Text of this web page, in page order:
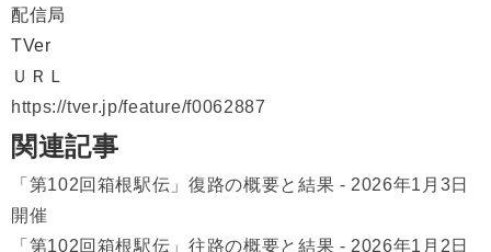
配信局
TVer
ＵＲＬ
https://tver.jp/feature/f0062887
関連記事
「第102回箱根駅伝」復路の概要と結果 - 2026年1月3日
開催
「第102回箱根駅伝」往路の概要と結果 - 2026年1月2日